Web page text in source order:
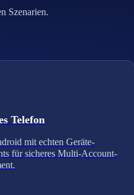
Szenarien.
Telefon
mit echten Geräte-
für sicheres Multi-Account-